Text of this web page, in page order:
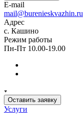
E-mail
mail@burenieskvazhin.ru
Адрес
с. Кашино
Режим работы
Пн-Пт 10.00-19.00
Оставить заявку
Услуги